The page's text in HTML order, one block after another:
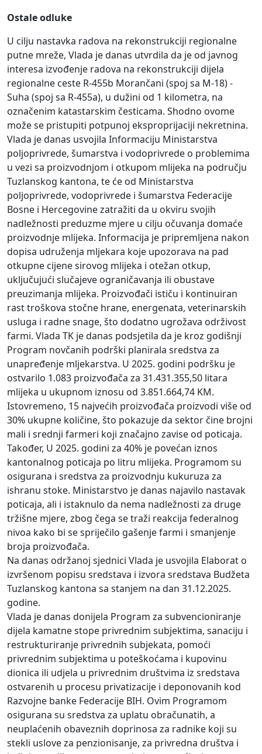
Ostale odluke
U cilju nastavka radova na rekonstrukciji regionalne
putne mreže, Vlada je danas utvrdila da je od javnog
interesa izvođenje radova na rekonstrukciji dijela
regionalne ceste R-455b Morančani (spoj sa M-18) -
Suha (spoj sa R-455a), u dužini od 1 kilometra, na
označenim katastarskim česticama. Shodno ovome
može se pristupiti potpunoj eksproprijaciji nekretnina.
Vlada je danas usvojila Informaciju Ministarstva
poljoprivrede, šumarstva i vodoprivrede o problemima
u vezi sa proizvodnjom i otkupom mlijeka na području
Tuzlanskog kantona, te će od Ministarstva
poljoprivrede, vodoprivrede i šumarstva Federacije
Bosne i Hercegovine zatražiti da u okviru svojih
nadležnosti preduzme mjere u cilju očuvanja domaće
proizvodnje mlijeka. Informacija je pripremljena nakon
dopisa udruženja mljekara koje upozorava na pad
otkupne cijene sirovog mlijeka i otežan otkup,
uključujući slučajeve ograničavanja ili obustave
preuzimanja mlijeka. Proizvođači ističu i kontinuiran
rast troškova stočne hrane, energenata, veterinarskih
usluga i radne snage, što dodatno ugrožava održivost
farmi. Vlada TK je danas podsjetila da je kroz godišnji
Program novčanih podrški planirala sredstva za
unapređenje mljekarstva. U 2025. godini podršku je
ostvarilo 1.083 proizvođača za 31.431.355,50 litara
mlijeka u ukupnom iznosu od 3.851.664,74 KM.
Istovremeno, 15 najvećih proizvođača proizvodi više od
30% ukupne količine, što pokazuje da sektor čine brojni
mali i srednji farmeri koji značajno zavise od poticaja.
Također, U 2025. godini za 40% je povećan iznos
kantonalnog poticaja po litru mlijeka. Programom su
osigurana i sredstva za proizvodnju kukuruza za
ishranu stoke. Ministarstvo je danas najavilo nastavak
poticaja, ali i istaknulo da nema nadležnosti za druge
tržišne mjere, zbog čega se traži reakcija federalnog
nivoa kako bi se spriječilo gašenje farmi i smanjenje
broja proizvođača.
Na danas održanoj sjednici Vlada je usvojila Elaborat o
izvršenom popisu sredstava i izvora sredstava Budžeta
Tuzlanskog kantona sa stanjem na dan 31.12.2025.
godine.
Vlada je danas donijela Program za subvencioniranje
dijela kamatne stope privrednim subjektima, sanaciju i
restrukturiranje privrednih subjekata, pomoći
privrednim subjektima u poteškoćama i kupovinu
dionica ili udjela u privrednim društvima iz sredstava
ostvarenih u procesu privatizacije i deponovanih kod
Razvojne banke Federacije BIH. Ovim Programom
osigurana su sredstva za uplatu obračunatih, a
neuplaćenih obaveznih doprinosa za radnike koji su
stekli uslove za penzionisanje, za privredna društva i